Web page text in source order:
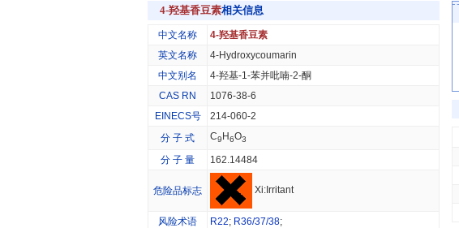
4-羟基香豆素相关信息
中文名称
4-羟基香豆素
英文名称
4-Hydroxycoumarin
中文别名
4-羟基-1-苯并吡喃-2-酮
CAS RN
1076-38-6
EINECS号
214-060-2
分 子 式
C9 H6O3
分 子 量 162.14484
危险品标志 Xi:Irritant
风险术语 R22; R36/37/38;